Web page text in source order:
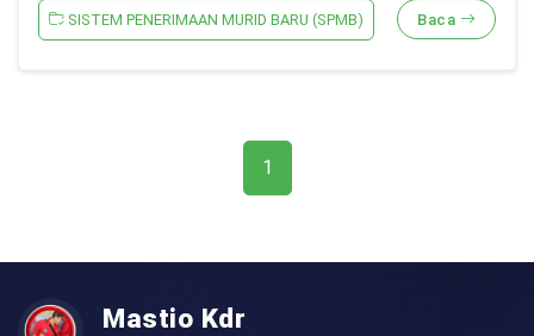
SISTEM PENERIMAAN MURID BARU (SPMB) Baca
1
Mastio Kdr